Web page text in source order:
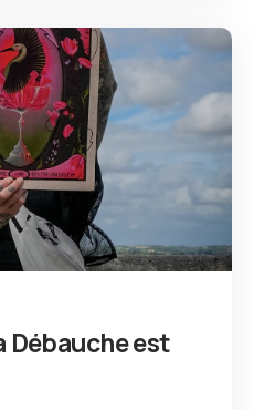
Débauche est